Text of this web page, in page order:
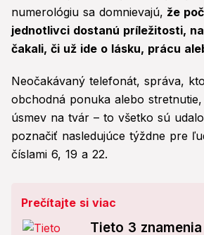
numerológiu sa domnievajú, že
jednotlivci dostanú príležitosti,
čakali, či už ide o lásku, prácu
Neočakávaný telefonát, správa,
obchodná ponuka alebo
úsmev na tvár – to všetko sú
poznačiť nasledujúce týždne pre
číslami 6, 19 a 22.
Prečítajte si viac
Tieto 3